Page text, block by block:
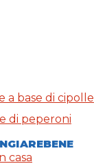
a base di cipolle
di peperoni
casa